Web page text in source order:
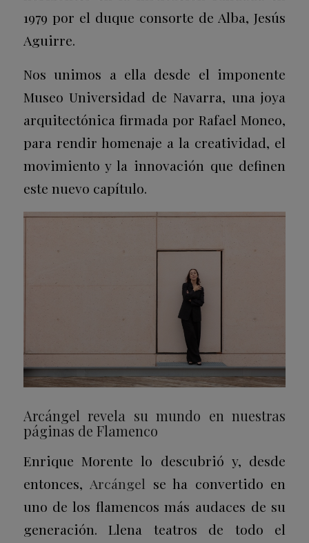
1979 por el duque consorte de Alba, Jesús
Aguirre.
Nos unimos a ella desde el imponente
Museo Universidad de Navarra, una joya
arquitectónica firmada por Rafael Moneo,
para rendir homenaje a la creatividad, el
movimiento y la innovación que definen
este nuevo capítulo.
Arcángel revela su mundo en nuestras
páginas de Flamenco
Enrique Morente lo descubrió y, desde
entonces,Arcángel se ha convertido en
uno de los flamencos más audaces de su
generación. Llena teatros de todo el